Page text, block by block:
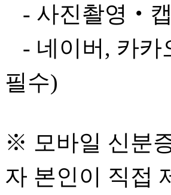
- 사진촬영‧
- 네이버, 카카
필수)
※ 모바일 신분
자 본인이 직접